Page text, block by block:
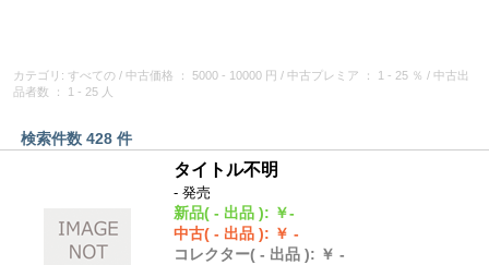
カテゴリ: すべての / 中古価格 ： 5000 - 10000 円 / 中古プレミア ： 1 - 25 ％ / 中古出
品者数
： 1 - 25 人
検索件数 428 件
タイトル不明
- 発売
新品( - 出品 ): ￥-
中古( - 出品 ): ￥ -
コレクター( - 出品 ): ￥ -